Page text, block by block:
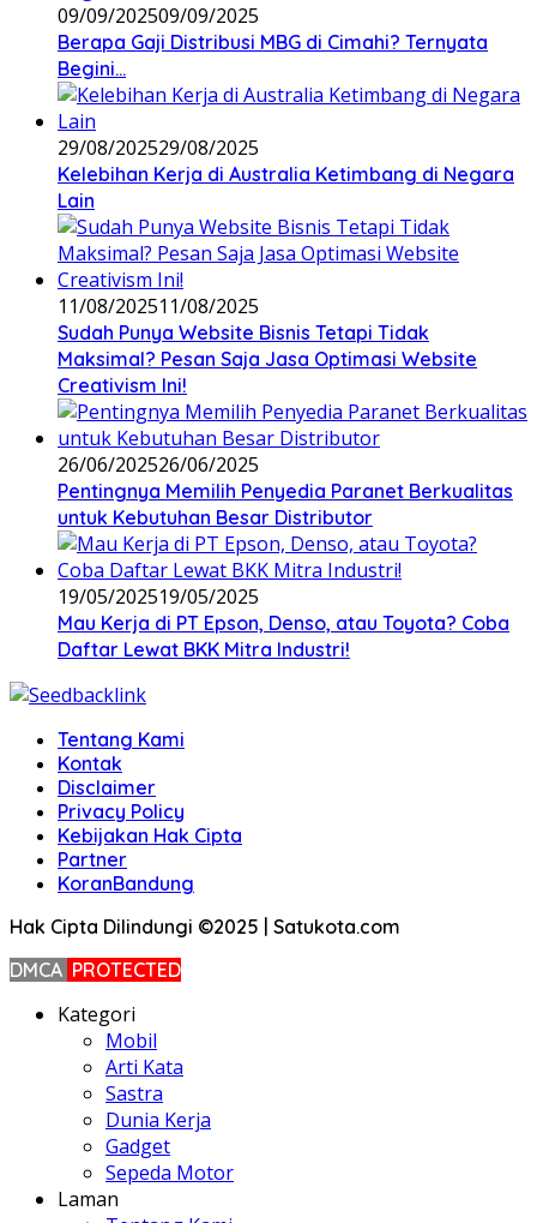
09/09/202509/09/2025
Berapa Gaji Distribusi MBG di Cimahi? Ternyata
Begini…
29/08/202529/08/2025
Kelebihan Kerja di Australia Ketimbang di Negara
Lain
11/08/202511/08/2025
Sudah Punya Website Bisnis Tetapi Tidak
Maksimal? Pesan Saja Jasa Optimasi Website
Creativism Ini!
26/06/202526/06/2025
Pentingnya Memilih Penyedia Paranet Berkualitas
untuk Kebutuhan Besar Distributor
19/05/202519/05/2025
Mau Kerja di PT Epson, Denso, atau Toyota? Coba
Daftar Lewat BKK Mitra Industri!
Tentang Kami
Kontak
Disclaimer
Privacy Policy
Kebijakan Hak Cipta
Partner
KoranBandung
Hak Cipta Dilindungi ©2025 | Satukota.com
DMCA PROTECTED
Kategori
Mobil
Arti Kata
Sastra
Dunia Kerja
Gadget
Sepeda Motor
Laman